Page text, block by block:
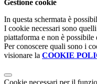
Gestione cookie
In questa schermata è
I cookie necessari sono
piattaforma e non è
Per conoscere quali sono i
visionare la COOKIE
Cookie necessari per il